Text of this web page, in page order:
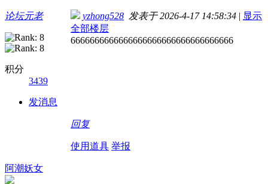
论坛元老
积分
3439
发消息
yzhong528 发表于 2026-4-17 14:58:34 | 显示
全部楼层
6666666666666666666666666666666666
回复
使用道具 举报
阿潮妖女